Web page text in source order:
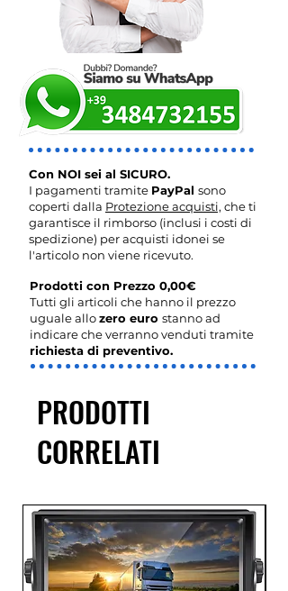
Con NOI sei al SICURO.
I pagamenti tramite PayPal sono
coperti dalla Protezione acquisti, che ti
garantisce il rimborso (inclusi i costi di
spedizione) per acquisti idonei se
l'articolo non viene ricevuto.
Prodotti con Prezzo 0,00€
Tutti gli articoli che hanno il prezzo
uguale allozero euro stanno ad
indicare che verranno venduti tramite
richiesta di preventivo.
PRODOTTI
CORRELATI